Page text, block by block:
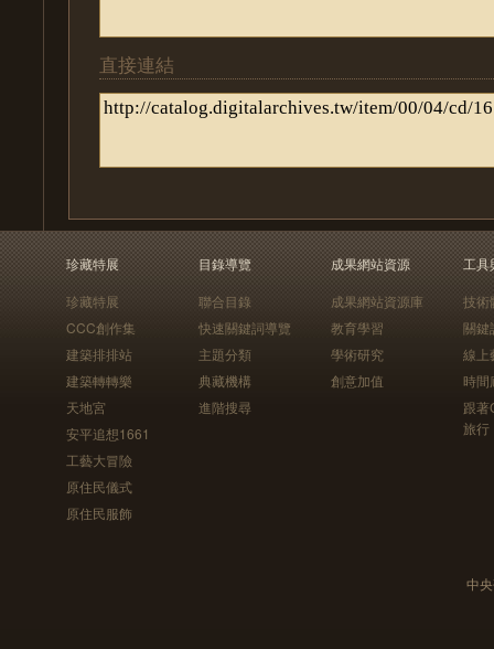
直接連結
珍藏特展
珍藏特展
CCC創作集
建築排排站
建築轉轉樂
天地宮
安平追想1661
工藝大冒險
原住民儀式
原住民服飾
目錄導覽
聯合目錄
快速關鍵詞導覽
主題分類
典藏機構
進階搜尋
成果網站資源
成果網站資源庫
教育學習
學術研究
創意加值
工具
技術
關鍵
線上
時間
跟
旅行
中